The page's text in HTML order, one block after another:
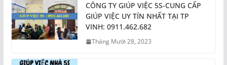
CÔNG TY GIÚP VIỆC 5S-CUNG CẤP
GIÚP VIỆC UY TÍN NHẤT TẠI TP
VINH: 0911.462.682
Tháng Mười 28, 2023